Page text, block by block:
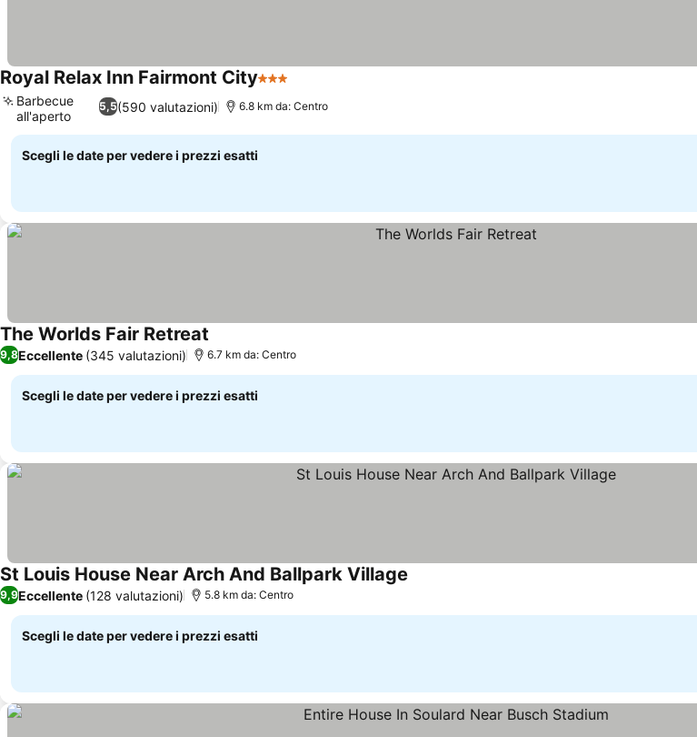
Royal Relax Inn Fairmont City3 Stelle
5,5(590 valutazioni)
Barbecue
all'aperto
6.8 km da: Centro
Scegli le date per vedere i prezzi esatti
The Worlds Fair Retreat
9,8Eccellente (345 valutazioni) 6.7 km da: Centro
Scegli le date per vedere i prezzi esatti
St Louis House Near Arch And Ballpark Village
9,9Eccellente (128 valutazioni) 5.8 km da: Centro
Scegli le date per vedere i prezzi esatti